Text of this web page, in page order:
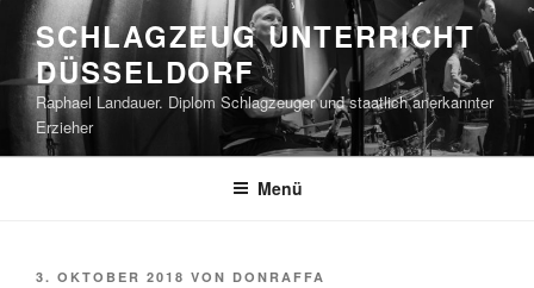
Zum
Inhalt
springen
SCHLAGZEUG UNTERRICHT
DÜSSELDORF
Raphael Landauer. Diplom Schlagzeuger und staatlich anerkannter
Erzieher
Menü
VERÖFFENTLICHT
3. OKTOBER 2018 VON DONRAFFA